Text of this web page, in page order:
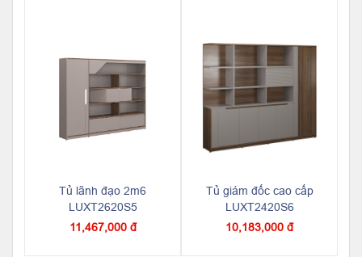
Tủ lãnh đạo 2m6
LUXT2620S5
11,467,000 đ
Tủ giám đốc cao cấp
LUXT2420S6
10,183,000 đ